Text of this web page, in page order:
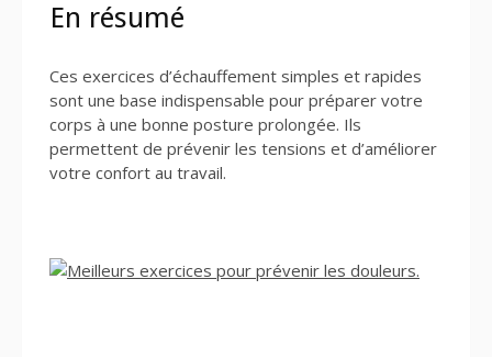
En résumé
Ces exercices d’échauffement simples et rapides
sont une base indispensable pour préparer votre
corps à une bonne posture prolongée. Ils
permettent de prévenir les tensions et d’améliorer
votre confort au travail.